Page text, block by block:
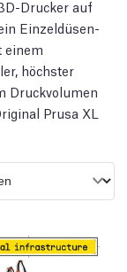
Drucker auf
Einzeldüsen-
einem
höchster
Druckvolumen
Prusa XL